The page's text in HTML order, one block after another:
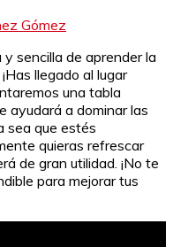
Gómez
sencilla de aprender la
llegado al lugar
una tabla
ayudará a dominar las
sea que estés
quieras refrescar
de gran utilidad. ¡No te
para mejorar tus